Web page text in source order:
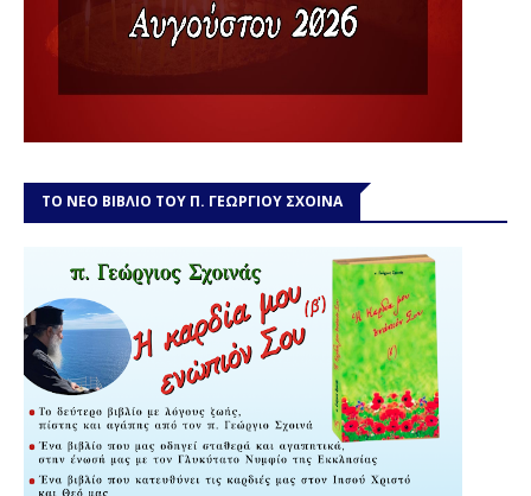
ΤΟ ΝΕΟ ΒΙΒΛΙΟ ΤΟΥ Π. ΓΕΩΡΓΙΟΥ ΣΧΟΙΝΑ